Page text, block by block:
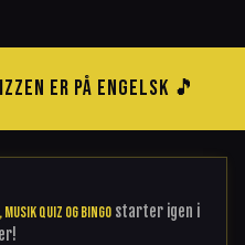
ER PÅ ENGELSK 🎵
Quiz og Bingo starter igen i